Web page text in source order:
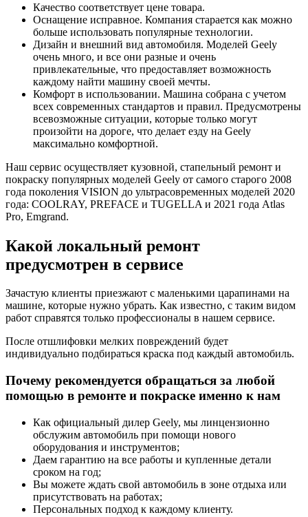
Качество соответствует цене товара.
Оснащение исправное. Компания старается как можно
больше использовать популярные технологии.
Дизайн и внешний вид автомобиля. Моделей Geely
очень много, и все они разные и очень
привлекательные, что предоставляет возможность
каждому найти машину своей мечты.
Комфорт в использовании. Машина собрана с учетом
всех современных стандартов и правил. Предусмотрены
всевозможные ситуации, которые только могут
произойти на дороге, что делает езду на Geely
максимально комфортной.
Наш сервис осуществляет кузовной, стапельный ремонт и
покраску популярных моделей Geely от самого старого 2008
года поколения VISION до ультрасовременных моделей 2020
года: COOLRAY, PREFACE и TUGELLA и 2021 года Atlas
Pro, Emgrand.
Какой локальный ремонт
предусмотрен в сервисе
Зачастую клиенты приезжают с маленькими царапинами на
машине, которые нужно убрать. Как известно, с таким видом
работ справятся только профессионалы в нашем сервисе.
После отшлифовки мелких повреждений будет
индивидуально подбираться краска под каждый автомобиль.
Почему рекомендуется обращаться за любой
помощью в ремонте и покраске именно к нам
Как официальный дилер Geely, мы линцензионно
обслужим автомобиль при помощи нового
оборудования и инструментов;
Даем гарантию на все работы и купленные детали
сроком на год;
Вы можете ждать свой автомобиль в зоне отдыха или
присутствовать на работах;
Персональных подход к каждому клиенту.